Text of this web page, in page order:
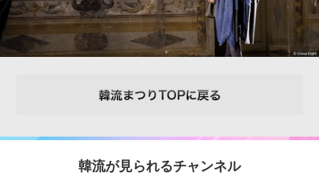
韓流が見られるチャンネル